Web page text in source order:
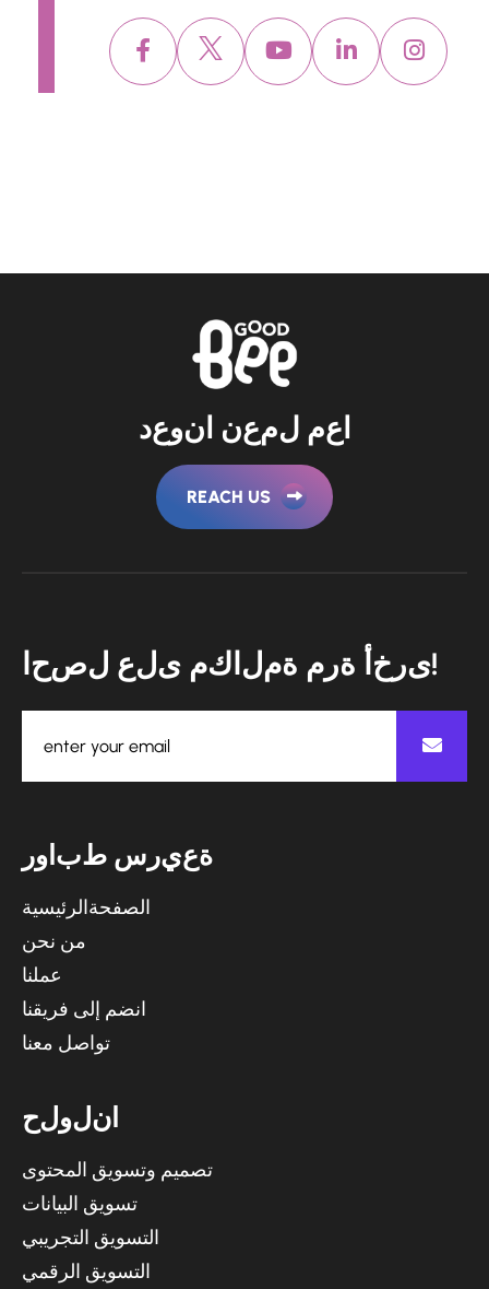
دعونا نعمل معا
REACH US
حصل على مك لمة م رة أ خ رى!
رو بط س ريعة
الصفحةالرئيسية
من نحن
عملنا
انضم إلى فريقنا
تواصل معنا
حلولن
تصميم وتسويق المحتوى
تسويق البيانات
التسويق التجريبي
التسويق الرقمي